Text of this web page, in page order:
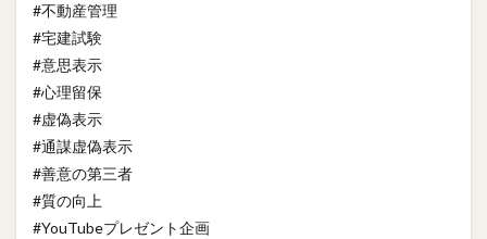
#不動産管理
#宅建試験
#意思表示
#心理留保
#虚偽表示
#通謀虚偽表示
#善意の第三者
#質の向上
#YouTubeプレゼント企画